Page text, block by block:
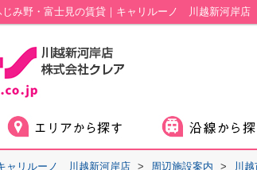
じみ野・富士見の賃貸｜キャリルーノ 川越新河岸店
ャリルーノ 川越新河岸店 > 周辺施設案内 > 川越